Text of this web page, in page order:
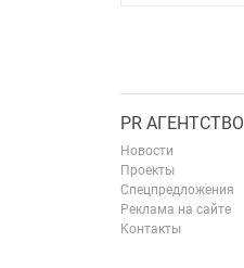
PR АГЕНТСТВО
Новости
Проекты
Спецпредложения
Реклама на сайте
Контакты